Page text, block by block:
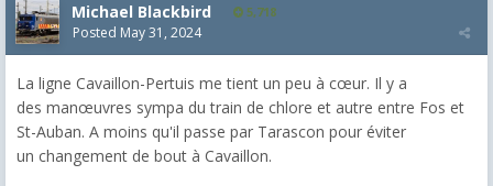
Michael Blackbird 5,718
Posted May 31, 2024
La ligne Cavaillon-Pertuis me tient un peu à cœur. Il y a
des manœuvres sympa du train de chlore et autre entre Fos et
St-Auban. A moins qu'il passe par Tarascon pour éviter
un changement de bout à Cavaillon.